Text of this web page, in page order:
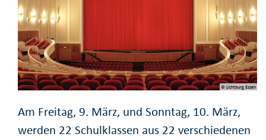
© Lichtburg Essen
Am Freitag, 9. März, und Sonntag, 10. März,
werden 22 Schulklassen aus 22 verschiedenen